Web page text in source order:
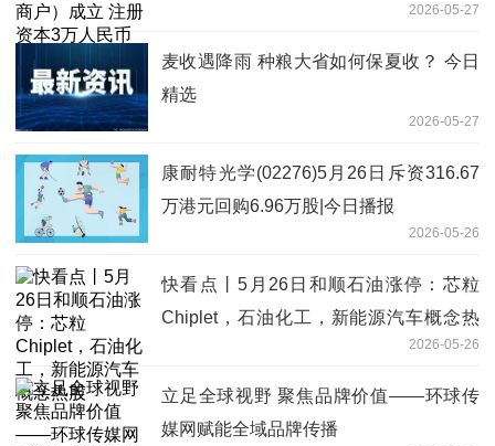
2026-05-27
麦收遇降雨 种粮大省如何保夏收？ 今日
精选
2026-05-27
康耐特光学(02276)5月26日斥资316.67
万港元回购6.96万股|今日播报
2026-05-26
快看点丨5月26日和顺石油涨停：芯粒
Chiplet，石油化工，新能源汽车概念热
2026-05-26
立足全球视野 聚焦品牌价值——环球传
媒网赋能全域品牌传播